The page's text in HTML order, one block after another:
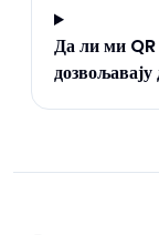
Да ли ми QR